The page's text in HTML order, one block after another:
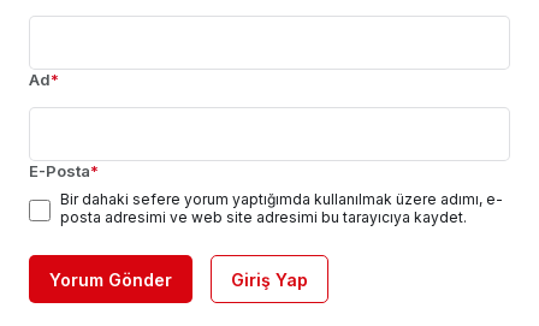
Ad*
E-Posta*
Bir dahaki sefere yorum yaptığımda kullanılmak üzere adımı, e-
posta adresimi ve web site adresimi bu tarayıcıya kaydet.
Yorum Gönder Giriş Yap